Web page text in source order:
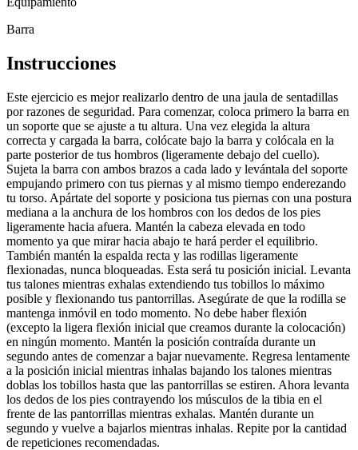
Barra
Instrucciones
Este ejercicio es mejor realizarlo dentro de una jaula de sentadillas
por razones de seguridad. Para comenzar, coloca primero la barra en
un soporte que se ajuste a tu altura. Una vez elegida la altura
correcta y cargada la barra, colócate bajo la barra y colócala en la
parte posterior de tus hombros (ligeramente debajo del cuello).
Sujeta la barra con ambos brazos a cada lado y levántala del soporte
empujando primero con tus piernas y al mismo tiempo enderezando
tu torso. Apártate del soporte y posiciona tus piernas con una postura
mediana a la anchura de los hombros con los dedos de los pies
ligeramente hacia afuera. Mantén la cabeza elevada en todo
momento ya que mirar hacia abajo te hará perder el equilibrio.
También mantén la espalda recta y las rodillas ligeramente
flexionadas, nunca bloqueadas. Esta será tu posición inicial. Levanta
tus talones mientras exhalas extendiendo tus tobillos lo máximo
posible y flexionando tus pantorrillas. Asegúrate de que la rodilla se
mantenga inmóvil en todo momento. No debe haber flexión
(excepto la ligera flexión inicial que creamos durante la colocación)
en ningún momento. Mantén la posición contraída durante un
segundo antes de comenzar a bajar nuevamente. Regresa lentamente
a la posición inicial mientras inhalas bajando los talones mientras
doblas los tobillos hasta que las pantorrillas se estiren. Ahora levanta
los dedos de los pies contrayendo los músculos de la tibia en el
frente de las pantorrillas mientras exhalas. Mantén durante un
segundo y vuelve a bajarlos mientras inhalas. Repite por la cantidad
de repeticiones recomendadas.